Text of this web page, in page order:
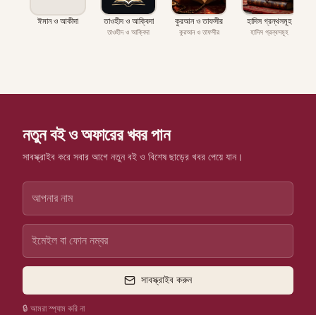
ঈমান ও আকীদা তাওহীদ ও আক্বিদা
তাওহীদ ও আক্বিদা
কুরআন ও তাফসীর
কুরআন ও তাফসীর
হাদিস গ্রন্থসমূহ
হাদিস গ্রন্থসমূহ
নতুন বই ও অফারের খবর পান
সাবস্ক্রাইব করে সবার আগে নতুন বই ও বিশেষ ছাড়ের খবর পেয়ে যান।
সাবস্ক্রাইব করুন
🔒 আমরা স্প্যাম করি না